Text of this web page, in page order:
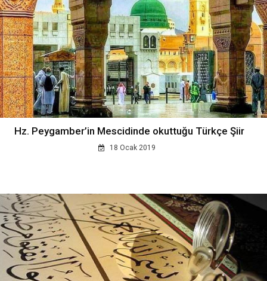
Hz. Peygamber’in Mescidinde okuttuğu Türkçe Şiir
18 Ocak 2019